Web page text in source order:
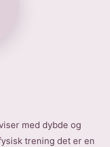
med dybde og
trening det er en